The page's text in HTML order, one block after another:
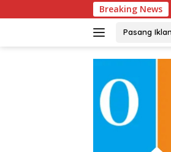
to
Breaking News
Pasang Iklan